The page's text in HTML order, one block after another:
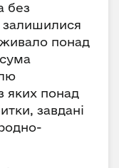
без
залишилися
понад
яких понад
завдані